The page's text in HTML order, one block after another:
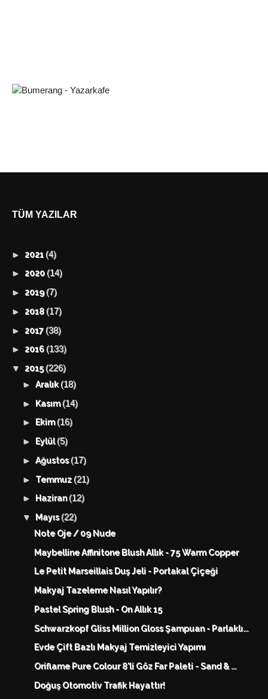
TÜM YAZILAR
► 2021 (4)
► 2020 (14)
► 2019(7)
► 2018 (17)
► 2017 (38)
► 2016 (133)
▼ 2015(226)
►Aralık(18)
► Kasım(14)
► Ekim(16)
► Eylül(5)
►Ağustos(17)
► Temmuz (21)
► Haziran(12)
▼ Mayıs(22)
Note Oje / 09 Nude
Maybelline Affinitone Blush Allık - 75 Warm Copper
Le Petit Marseillais Duş Jeli - Portakal Çiçeği
Makyaj Tazeleme Nasıl Yapılır?
Pastel Spring Blush - On Allık 15
Schwarzkopf Gliss Million Gloss Şampuan - Parlaklı...
Evde Çift Bazlı Makyaj Temizleyici Yapımı
Oriflame Pure Colour 8'li Göz Far Paleti - Sand & ...
Doğuş Otomotiv Trafik Hayattır!